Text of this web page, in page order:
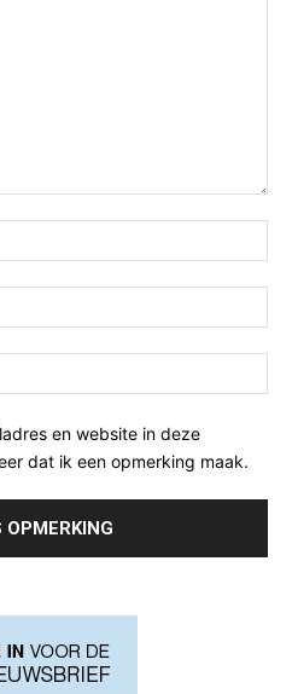
en website in deze
dat ik een opmerking maak.